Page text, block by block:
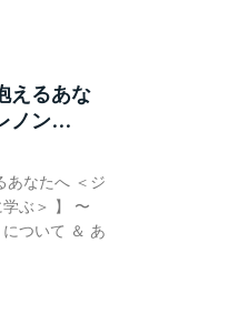
えるあな
ノン...
あなたへ ＜ジ
ぶ＞ 】 〜
ついて ＆ あ